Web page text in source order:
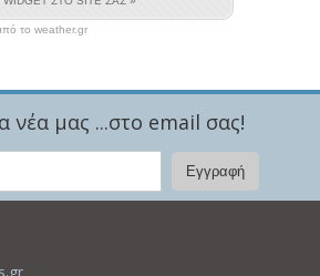
το weather.gr
νέα μας ...στο email σας!